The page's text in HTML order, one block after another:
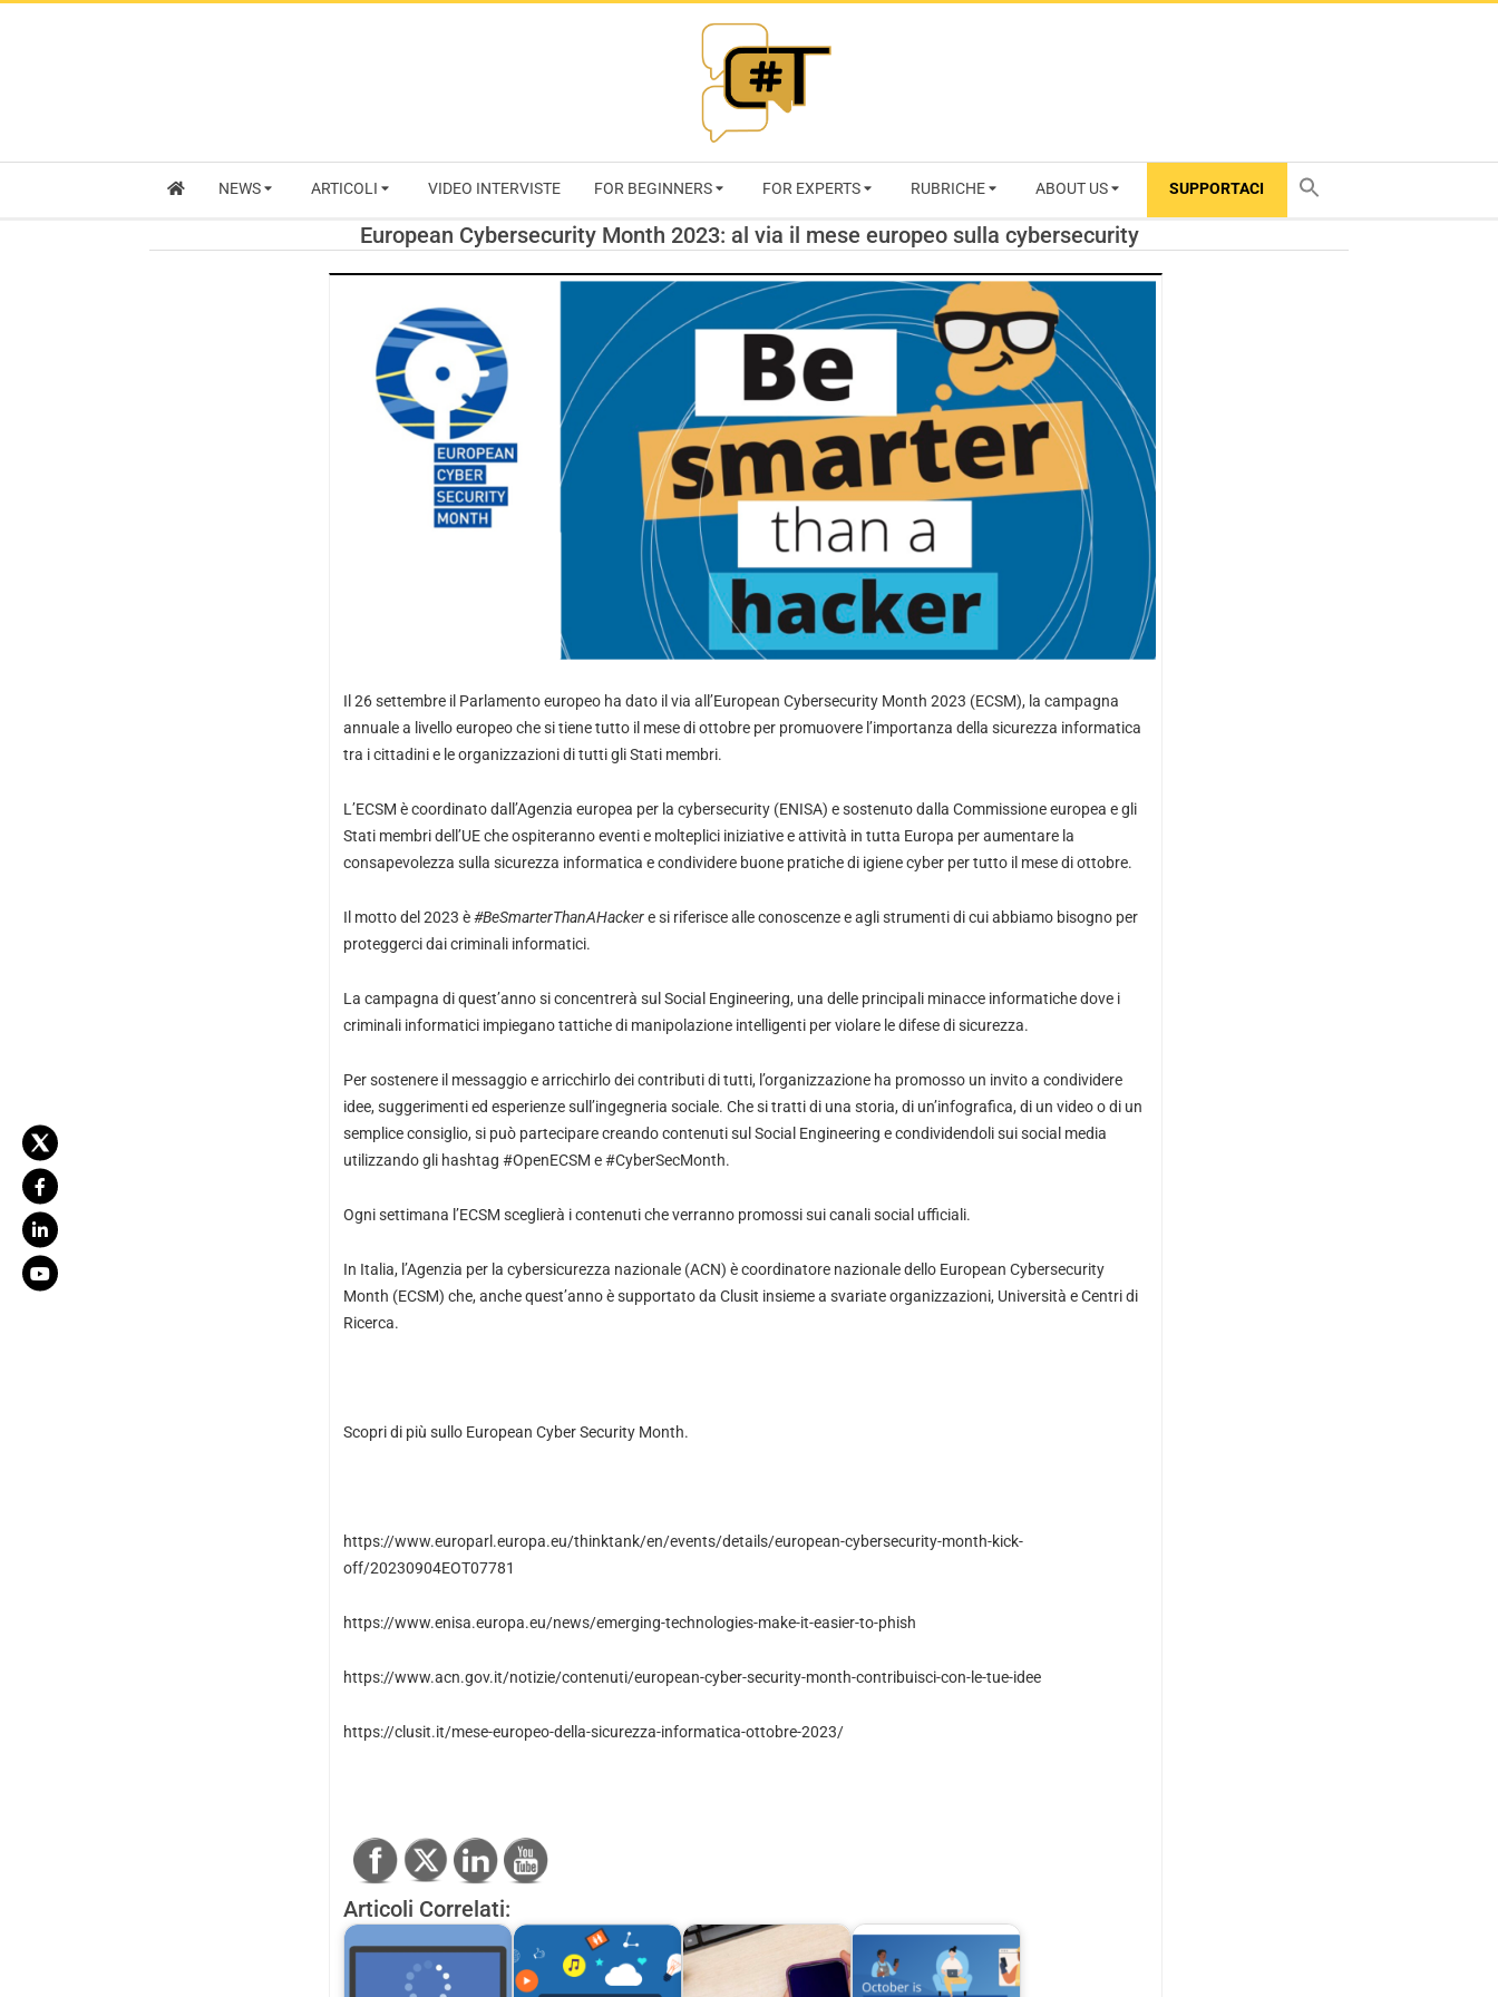
RIVISTA
CYBERSECURITY
TRENDS
NEWS ARTICOLI VIDEO INTERVISTE FOR BEGINNERS FOR EXPERTS RUBRICHE ABOUT US SUPPORTACI
European Cybersecurity Month 2023: al via il mese europeo sulla cybersecurity
Il 26 settembre il Parlamento europeo ha dato il via all’European Cybersecurity Month 2023 (ECSM), la campagna
annuale a livello europeo che si tiene tutto il mese di ottobre per promuovere l’importanza della sicurezza informatica
tra i cittadini e le organizzazioni di tutti gli Stati membri.
L’ECSM è coordinato dall’Agenzia europea per la cybersecurity (ENISA) e sostenuto dalla Commissione europea e gli
Stati membri dell’UE che ospiteranno eventi e molteplici iniziative e attività in tutta Europa per aumentare la
consapevolezza sulla sicurezza informatica e condividere buone pratiche di igiene cyber per tutto il mese di ottobre.
Il motto del 2023 è#BeSmarterThanAHackere si riferisce alle conoscenze e agli strumenti di cui abbiamo bisogno per
proteggerci dai criminali informatici.
La campagna di quest’anno si concentrerà sul Social Engineering, una delle principali minacce informatiche dove i
criminali informatici impiegano tattiche di manipolazione intelligenti per violare le difese di sicurezza.
Per sostenere il messaggio e arricchirlo dei contributi di tutti, l’organizzazione ha promosso un invito a condividere
idee, suggerimenti ed esperienze sull’ingegneria sociale. Che si tratti di una storia, di un’infografica, di un video o di un
semplice consiglio, si può partecipare creando contenuti sul Social Engineering e condividendoli sui social media
utilizzando gli hashtag #OpenECSM e #CyberSecMonth.
Ogni settimana l’ECSM sceglierà i contenuti che verranno promossi sui canali social ufficiali.
In Italia, l’Agenzia per la cybersicurezza nazionale (ACN) è coordinatore nazionale dello European Cybersecurity
Month (ECSM) che, anche quest’anno è supportato da Clusit insieme a svariate organizzazioni, Università e Centri di
Ricerca.
Scopri di più sullo European Cyber Security Month.
https://www.europarl.europa.eu/thinktank/en/events/details/european-cybersecurity-month-kick-
off/20230904EOT07781
https://www.enisa.europa.eu/news/emerging-technologies-make-it-easier-to-phish
https://www.acn.gov.it/notizie/contenuti/european-cyber-security-month-contribuisci-con-le-tue-idee
https://clusit.it/mese-europeo-della-sicurezza-informatica-ottobre-2023/
Articoli Correlati: